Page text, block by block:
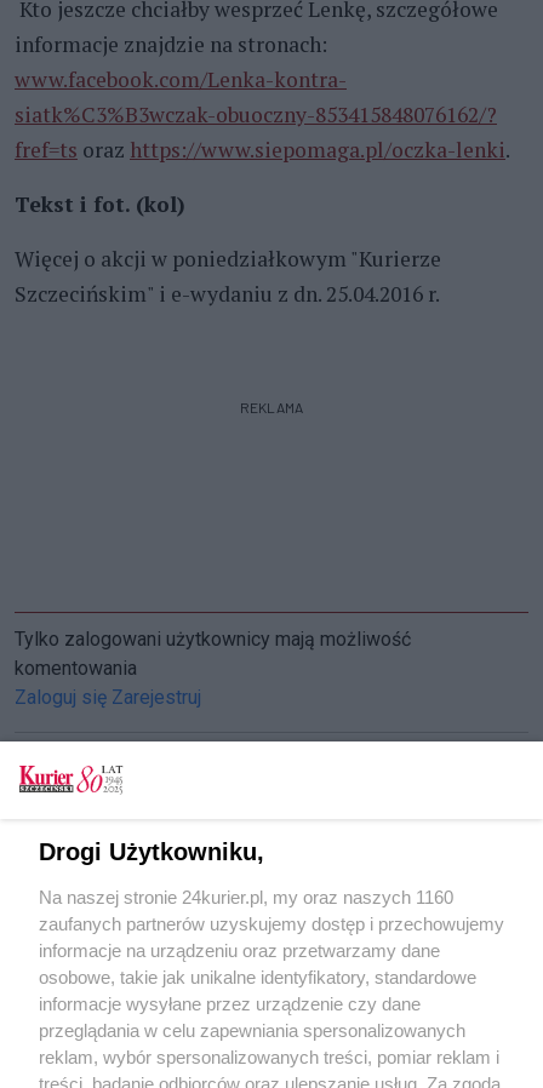
Kto jeszcze chciałby wesprzeć Lenkę, szczegółowe
informacje znajdzie na stronach:
www.facebook.com/Lenka-kontra-
siatk%C3%B3wczak-obuoczny-853415848076162/?
fref=ts oraz https://www.siepomaga.pl/oczka-lenki.
Tekst i fot. (kol)
Więcej o akcji w poniedziałkowym "Kurierze
Szczecińskim" i e-wydaniu z dn. 25.04.2016 r.
REKLAMA
Tylko zalogowani użytkownicy mają możliwość
komentowania
Zaloguj się Zarejestruj
Pomagają Lence [FILM]
W KURIERZE. Historia pewnego podzielonego
mieszkania
POGODA
Drogi Użytkowniku,
Na naszej stronie 24kurier.pl, my oraz naszych 1160
zaufanych partnerów uzyskujemy dostęp i przechowujemy
informacje na urządzeniu oraz przetwarzamy dane
osobowe, takie jak unikalne identyfikatory, standardowe
informacje wysyłane przez urządzenie czy dane
przeglądania w celu zapewniania spersonalizowanych
reklam, wybór spersonalizowanych treści, pomiar reklam i
treści, badanie odbiorców oraz ulepszanie usług. Za zgodą